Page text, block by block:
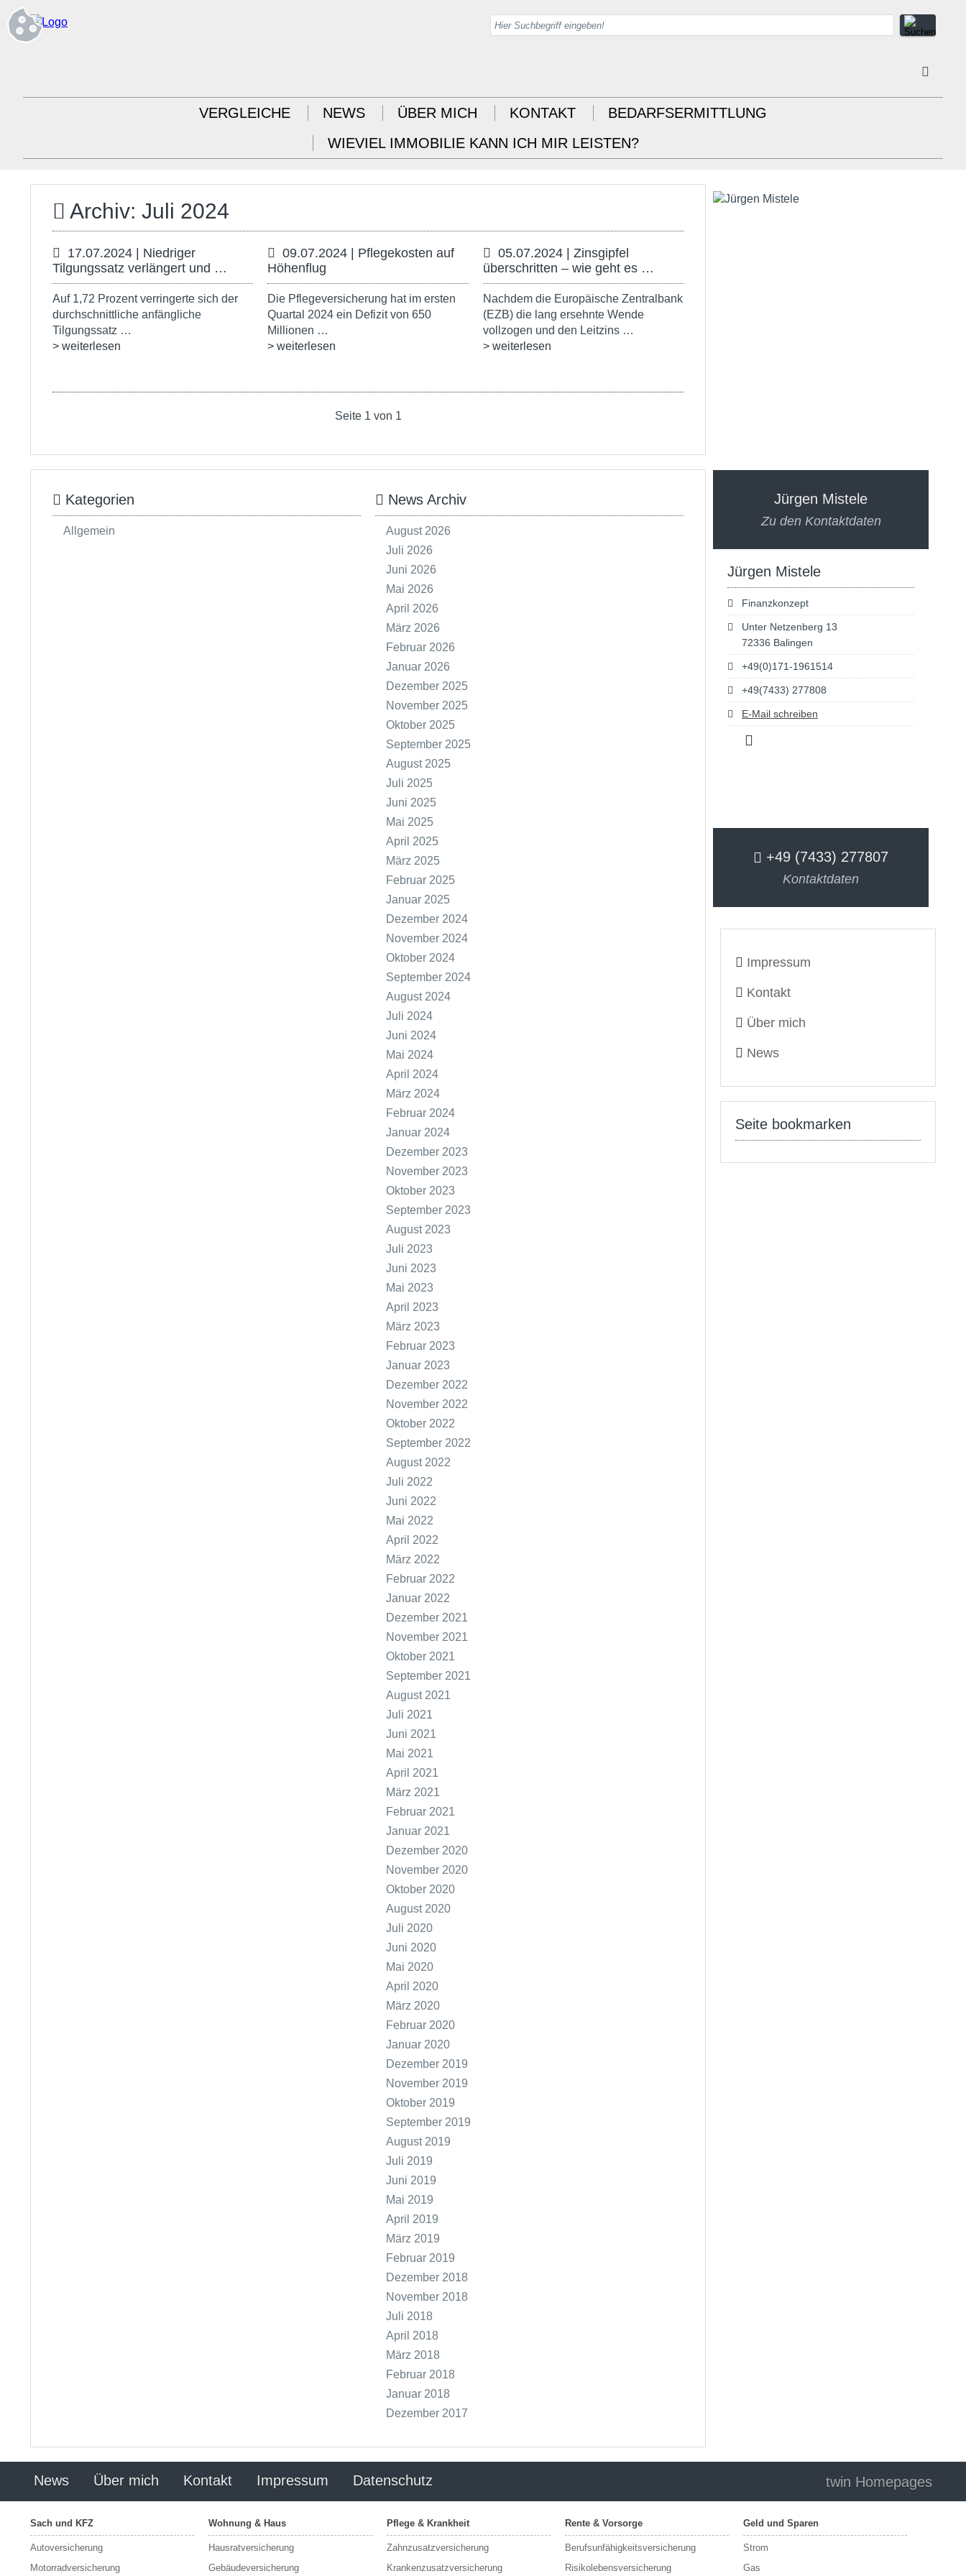
VERGLEICHE NEWS ÜBER MICH KONTAKT
BEDARFSERMITTLUNG
WIEVIEL IMMOBILIE KANN ICH MIR LEISTEN?
Jürgen Mistele
Zu den Kontaktdaten
Jürgen Mistele
Finanzkonzept
Unter Netzenberg 13
72336 Balingen
+49(0)171-1961514
+49(7433) 277808
E-Mail schreiben
+49 (7433) 277807
Kontaktdaten
Impressum
Kontakt
Über mich
News
Seite bookmarken
Archiv: Juli 2024
17.07.2024 | Niedriger
Tilgungssatz verlängert und …
Auf 1,72 Prozent verringerte sich der
durchschnittliche anfängliche
Tilgungssatz …
> weiterlesen
09.07.2024 | Pflegekosten auf
Höhenflug
Die Pflegeversicherung hat im ersten
Quartal 2024 ein Defizit von 650
Millionen …
> weiterlesen
05.07.2024 | Zinsgipfel
überschritten – wie geht es …
Nachdem die Europäische Zentralbank
(EZB) die lang ersehnte Wende
vollzogen und den Leitzins …
> weiterlesen
Seite 1 von 1
Kategorien
Allgemein
News Archiv
August 2026
Juli 2026
Juni 2026
Mai 2026
April 2026
März 2026
Februar 2026
Januar 2026
Dezember 2025
November 2025
Oktober 2025
September 2025
August 2025
Juli 2025
Juni 2025
Mai 2025
April 2025
März 2025
Februar 2025
Januar 2025
Dezember 2024
November 2024
Oktober 2024
September 2024
August 2024
Juli 2024
Juni 2024
Mai 2024
April 2024
März 2024
Februar 2024
Januar 2024
Dezember 2023
November 2023
Oktober 2023
September 2023
August 2023
Juli 2023
Juni 2023
Mai 2023
April 2023
März 2023
Februar 2023
Januar 2023
Dezember 2022
November 2022
Oktober 2022
September 2022
August 2022
Juli 2022
Juni 2022
Mai 2022
April 2022
März 2022
Februar 2022
Januar 2022
Dezember 2021
November 2021
Oktober 2021
September 2021
August 2021
Juli 2021
Juni 2021
Mai 2021
April 2021
März 2021
Februar 2021
Januar 2021
Dezember 2020
November 2020
Oktober 2020
August 2020
Juli 2020
Juni 2020
Mai 2020
April 2020
März 2020
Februar 2020
Januar 2020
Dezember 2019
November 2019
Oktober 2019
September 2019
August 2019
Juli 2019
Juni 2019
Mai 2019
April 2019
März 2019
Februar 2019
Dezember 2018
November 2018
Juli 2018
April 2018
März 2018
Februar 2018
Januar 2018
Dezember 2017
News Über mich Kontakt Impressum Datenschutz twin Homepages
Sach und KFZ
Autoversicherung
Motorradversicherung
Wohnung & Haus
Hausratversicherung
Gebäudeversicherung
Pflege & Krankheit
Zahnzusatzversicherung
Krankenzusatzversicherung
Rente & Vorsorge
Berufs­unfähigkeitsversicherung
Risikolebensversicherung
Geld und Sparen
Strom
Gas